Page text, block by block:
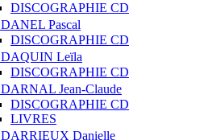
DISCOGRAPHIE CD
DANEL Pascal
DISCOGRAPHIE CD
DAQUIN Leïla
DISCOGRAPHIE CD
DARNAL Jean-Claude
DISCOGRAPHIE CD
LIVRES
DARRIEUX Danielle